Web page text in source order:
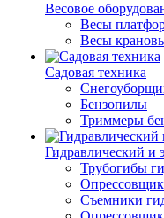
Весовое
Весы
Весы
Садовая техника
Бензопилы
Триммеры
Гидравлический и
Трубогибы
Съемники